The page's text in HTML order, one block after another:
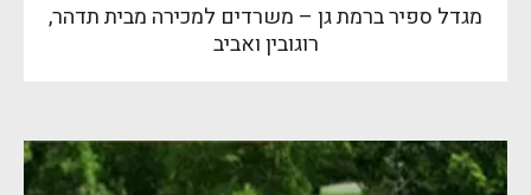
מגדל ספיר ברמת גן – משרדים למכירה מבית תדהר,
רוגובין ואביב